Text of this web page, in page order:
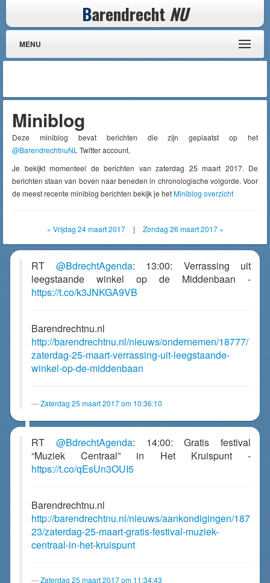
Barendrecht NU
MENU
Miniblog
Deze miniblog bevat berichten die zijn geplaatst op het
@BarendrechtnuNL Twitter account.
Je bekijkt momenteel de berichten van zaterdag 25 maart 2017. De
berichten staan van boven naar beneden in chronologische volgorde. Voor
de meest recente miniblog berichten bekijk je hetMiniblog overzicht
« Vrijdag 24 maart 2017 | Zondag 26 maart 2017 »
RT @BdrechtAgenda: 13:00: Verrassing uit
leegstaande winkel op de Middenbaan -
https://t.co/k3JNKGA9VB
Barendrechtnu.nl
http://barendrechtnu.nl/nieuws/ondernemen/18777/
zaterdag-25-maart-verrassing-uit-leegstaande-
winkel-op-de-middenbaan
Zaterdag 25 maart 2017 om 10:36:10
RT @BdrechtAgenda: 14:00: Gratis festival
“Muziek Centraal” in Het Kruispunt -
https://t.co/qEsUn3OUI5
Barendrechtnu.nl
http://barendrechtnu.nl/nieuws/aankondigingen/187
23/zaterdag-25-maart-gratis-festival-muziek-
centraal-in-het-kruispunt
Zaterdag 25 maart 2017 om 11:34:43